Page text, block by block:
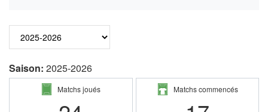
Saison: 2025-2026
Matchs joués Matchs commencés